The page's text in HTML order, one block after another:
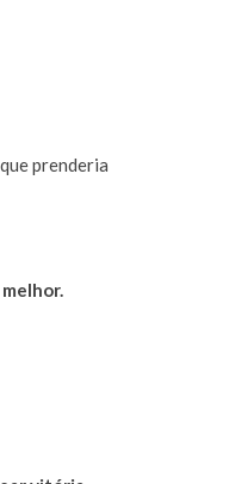
prenderia